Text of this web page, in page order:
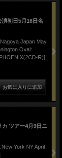
初日5月16日名
Japan May
Oval:
R)]
ツアー4月9日ニ
York NY April